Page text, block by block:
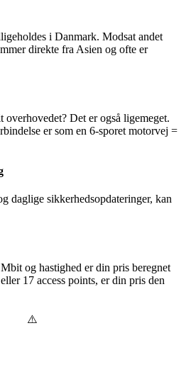
i Danmark. Modsat andet
direkte fra Asien og ofte er
Det er også ligemeget.
er som en 6-sporet motorvej =
daglige sikkerhedsopdateringer, kan
og hastighed er din pris beregnet
17 access points, er din pris den